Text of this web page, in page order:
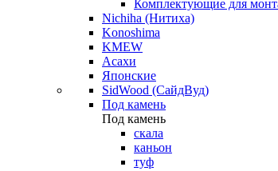
Комплектующие для
Nichiha (Нитиха)
Konoshima
KMEW
Асахи
Японские
SidWood (СайдВуд)
Под камень
Под камень
скала
каньон
туф